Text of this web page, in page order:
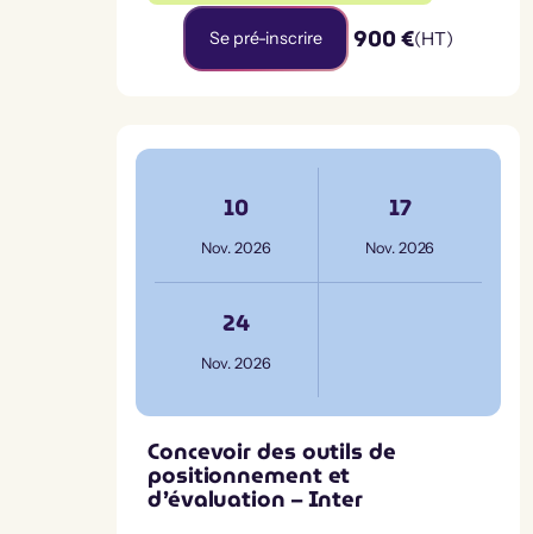
Se pré-inscrire 900 €(HT)
10
Nov. 2026
17
Nov. 2026
24
Nov. 2026
Concevoir des outils de
positionnement et
d’évaluation – Inter